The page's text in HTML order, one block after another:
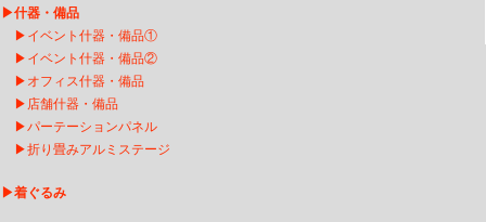
▶什器・備品
▶ イベント什器・備品①
▶ イベント什器・備品②
▶ オフィス什器・備品
▶ 店舗什器・備品
▶パーテーションパネル
▶折り畳みアルミステージ
▶着ぐるみ